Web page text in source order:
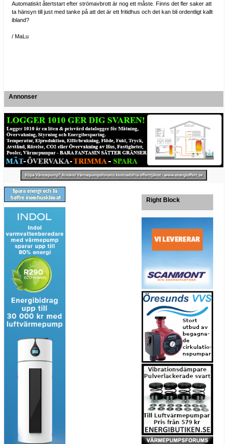
Automatiskt återtstart efter strömavbrott är nog ett måste. Finns det fler saker att
ta hänsyn till just med tanke på att det är ett fritidhus och det kan bli ordentligt kallt
ibland?
/ MaLu
Annonser
Right Block